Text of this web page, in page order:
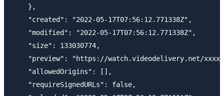
    },
    "created": "2022-05-17T07:56:12.771338Z",
    "modified": "2022-05-17T07:56:12.771338Z",
    "size": 133030774,
"preview": "https://watch.videodelivery.net/
    "allowedOrigins": [],
    "requireSignedURLs": false,